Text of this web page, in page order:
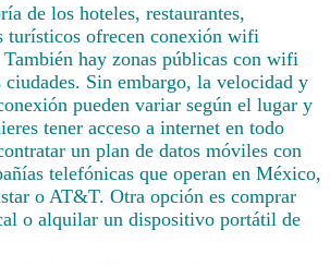
de los hoteles, restaurantes,
turísticos ofrecen conexión wifi
hay zonas públicas con wifi
ciudades. Sin embargo, la velocidad y
pueden variar según el lugar y
tener acceso a internet en todo
un plan de datos móviles con
telefónicas que operan en México,
o AT&T. Otra opción es comprar
o alquilar un dispositivo portátil de